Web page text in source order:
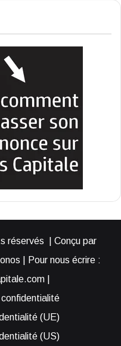
réservés | Conçu par
| Pour nous écrire :
|
(UE)
(US)